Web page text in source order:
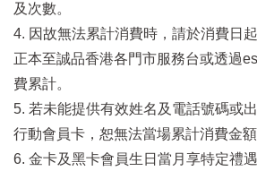
及次數。
4. 因故無法累計消費時，請於消費日
正本至誠品香港各門市服務台或透過
費累計。
5. 若未能提供有效姓名及電話號碼或
行動會員卡，恕無法當場累計消費金額
6. 金卡及黑卡會員生日當月享特定禮